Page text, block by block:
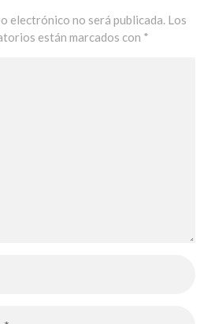
electrónico no será publicada. Los
están marcados con *